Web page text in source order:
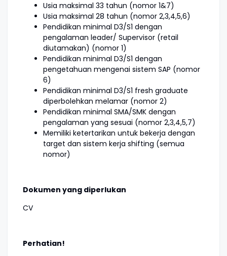
Usia maksimal 33 tahun (nomor 1&7)
Usia maksimal 28 tahun (nomor 2,3,4,5,6)
Pendidikan minimal D3/S1 dengan
pengalaman leader/ Supervisor (retail
diutamakan) (nomor 1)
Pendidikan minimal D3/S1 dengan
pengetahuan mengenai sistem SAP (nomor
6)
Pendidikan minimal D3/S1 fresh graduate
diperbolehkan melamar (nomor 2)
Pendidikan minimal SMA/SMK dengan
pengalaman yang sesuai (nomor 2,3,4,5,7)
Memiliki ketertarikan untuk bekerja dengan
target dan sistem kerja shifting (semua
nomor)
Dokumen yang diperlukan
CV
Perhatian!